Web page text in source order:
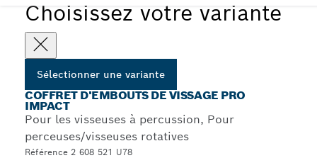
Choisissez votre variante
Sélectionner une variante
COFFRET D'EMBOUTS DE VISSAGE PRO
IMPACT
Pour les visseuses à percussion, Pour
perceuses/visseuses rotatives
Référence 2 608 521 U78